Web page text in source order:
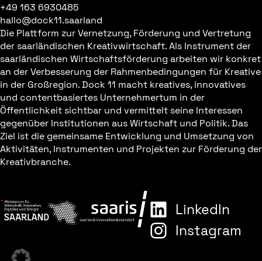
+49 163 6930485
hallo@dock11.saarland
Die Plattform zur Vernetzung, Förderung und Vertretung
der saarländischen Kreativwirtschaft. Als Instrument der
saarländischen Wirtschaftsförderung arbeiten wir konkret
an der Verbesserung der Rahmenbedingungen für Kreative
in der Großregion. Dock 11 macht kreatives, innovatives
und contentbasiertes Unternehmertum in der
Öffentlichkeit sichtbar und vermittelt seine Interessen
gegenüber Institutionen aus Wirtschaft und Politik. Das
Ziel ist die gemeinsame Entwicklung und Umsetzung von
Aktivitäten, Instrumenten und Projekten zur Förderung der
Kreativbranche.
LinkedIn
Instagram